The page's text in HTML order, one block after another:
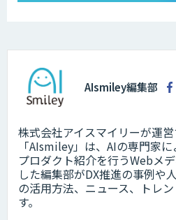
AIsmiley編集部
株式会社アイスマイリーが運
「AIsmiley」は、AIの専門家
プロダクト紹介を行うWebメ
した編集部がDX推進の事例や
の活用方法、ニュース、トレ
す。